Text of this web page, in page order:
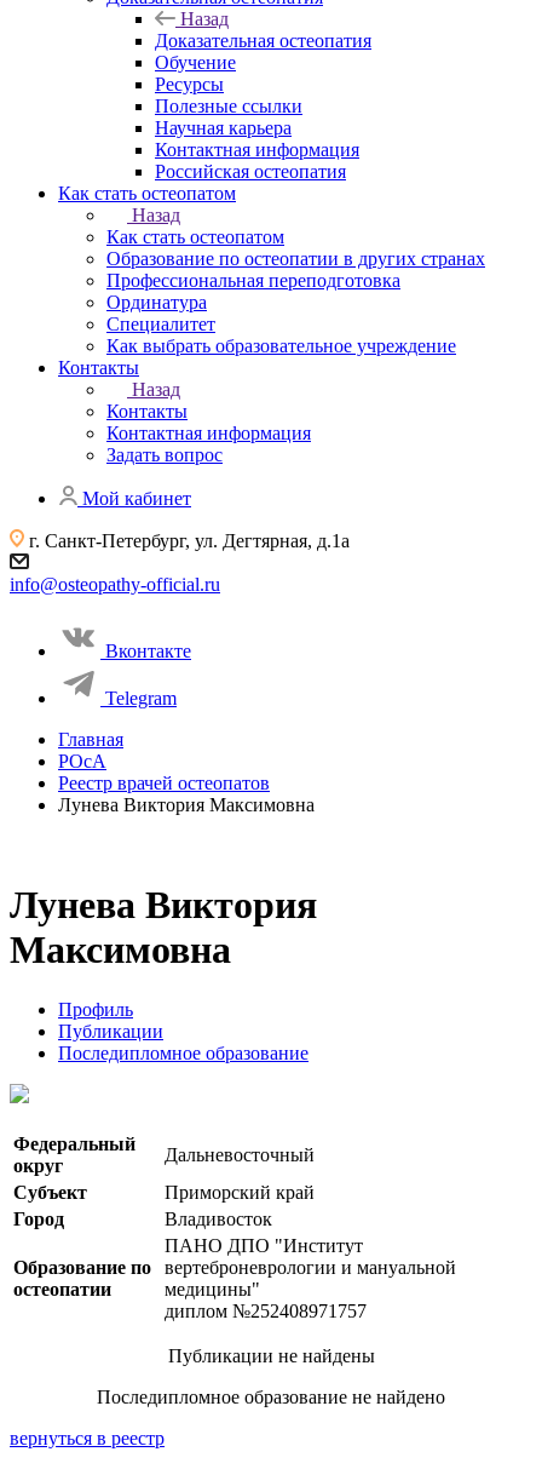
Назад
Доказательная остеопатия
Обучение
Ресурсы
Полезные ссылки
Научная карьера
Контактная информация
Российская остеопатия
Как стать остеопатом
Назад
Как стать остеопатом
Образование по остеопатии в других странах
Профессиональная переподготовка
Ординатура
Специалитет
Как выбрать образовательное учреждение
Контакты
Назад
Контакты
Контактная информация
Задать вопрос
Мой кабинет
г. Санкт-Петербург, ул. Дегтярная, д.1а
info@osteopathy-official.ru
Вконтакте
Telegram
Главная
РОсА
Реестр врачей остеопатов
Лунева Виктория Максимовна
Лунева Виктория
Максимовна
Профиль
Публикации
Последипломное образование
Федеральный
округ
Дальневосточный
Субъект
Приморский край
Город
Владивосток
Образование по
остеопатии
ПАНО ДПО "Институт
вертеброневрологии и мануальной
медицины"
диплом №252408971757
Публикации не найдены
Последипломное образование не найдено
вернуться в реестр